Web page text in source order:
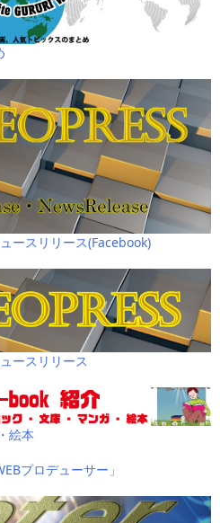
ースリリース(Facebook)
ースリリース
絵本
プロデューサー」